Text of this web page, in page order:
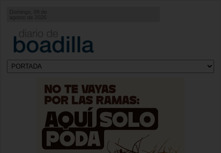
Domingo, 09 de
agosto de 2026